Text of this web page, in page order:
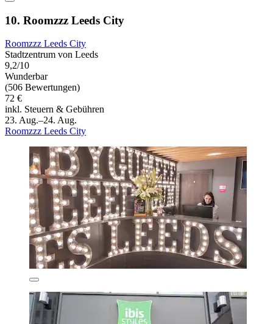
10. Roomzzz Leeds City
Roomzzz Leeds City
Stadtzentrum von Leeds
9,2/10
Wunderbar
(506 Bewertungen)
72 €
inkl. Steuern & Gebühren
23. Aug.–24. Aug.
Roomzzz Leeds City